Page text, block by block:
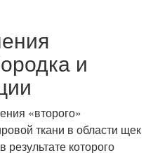
и
«второго»
ткани в области щек
которого